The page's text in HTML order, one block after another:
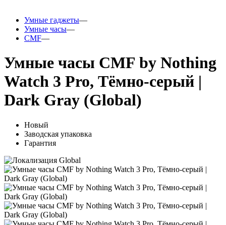
Умные гаджеты
Умные часы
CMF
Умные часы CMF by Nothing
Watch 3 Pro, Тёмно-серый |
Dark Gray (Global)
Новый
Заводская упаковка
Гарантия